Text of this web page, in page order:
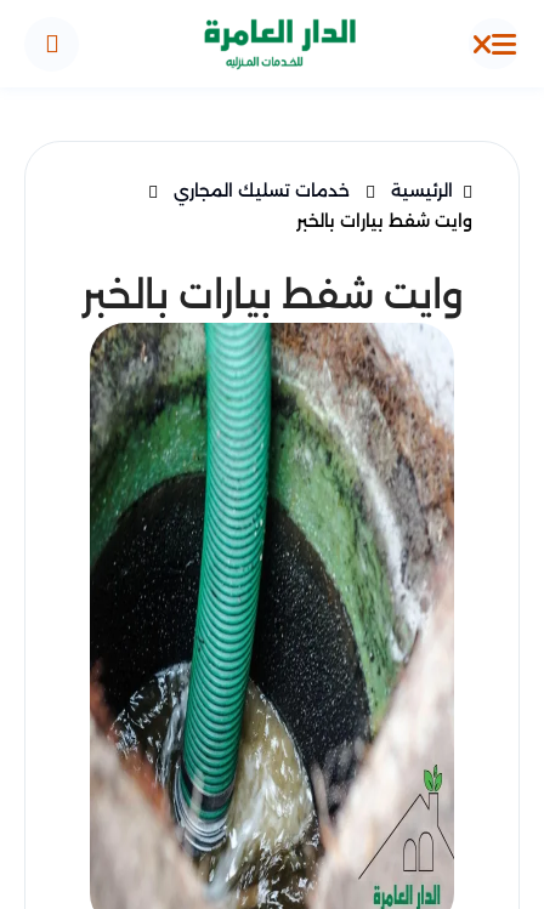
الرئيسية
خدمات تسليك المجاري
وايت شفط بيارات بالخبر
وايت شفط بيارات بالخبر